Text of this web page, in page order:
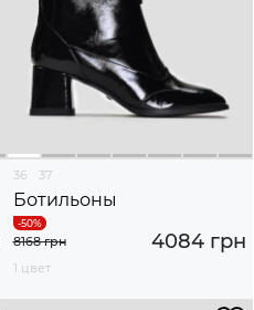
36 37
Ботильоны
4084 грн
8168 грн
1 цвет